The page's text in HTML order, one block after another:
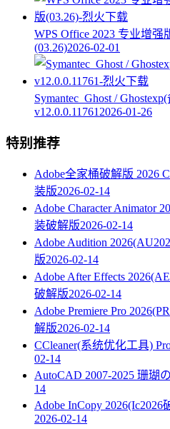
WPS Office 2023 专业增强
(03.26)2026-02-01
Symantec_Ghost /
v12.0.0.11761 2026-01-26
特别推荐
Adobe全家桶破解版 2026
装版2026-02-14
Adobe Character Animator
装破解版2026-02-14
Adobe Audition
版2026-02-14
Adobe After Effects
破解版2026-02-14
Adobe Premiere Pro
解版2026-02-14
CCleaner(系统优化工具)
02-14
AutoCAD 2007-2025 珊瑚
14
Adobe InCopy
2026-02-14